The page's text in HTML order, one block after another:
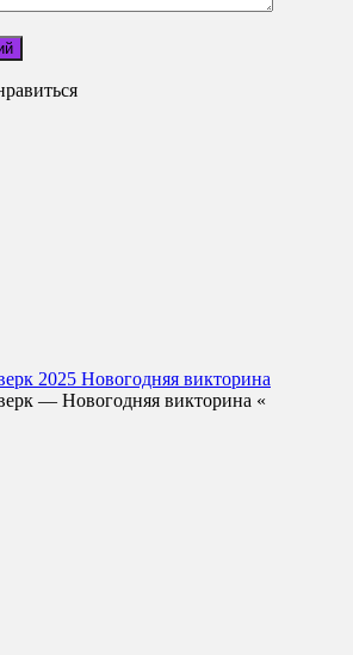
2025 Новогодняя викторина
— Новогодняя викторина «